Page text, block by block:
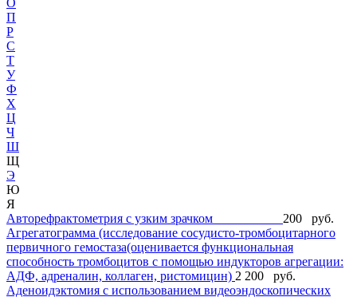
П
Р
С
Т
У
Ф
Х
Ц
Ч
Ш
Щ
Э
Ю
Я
Авторефрактометрия с узким зрачком 200 руб.
Агрегатограмма (исследование сосудисто-тромбоцитарного
первичного гемостаза(оценивается функциональная
способность тромбоцитов с помощью индукторов агрегации:
АДФ, адреналин, коллаген, ристомицин) 2 200 руб.
Аденоидэктомия с использованием видеоэндоскопических